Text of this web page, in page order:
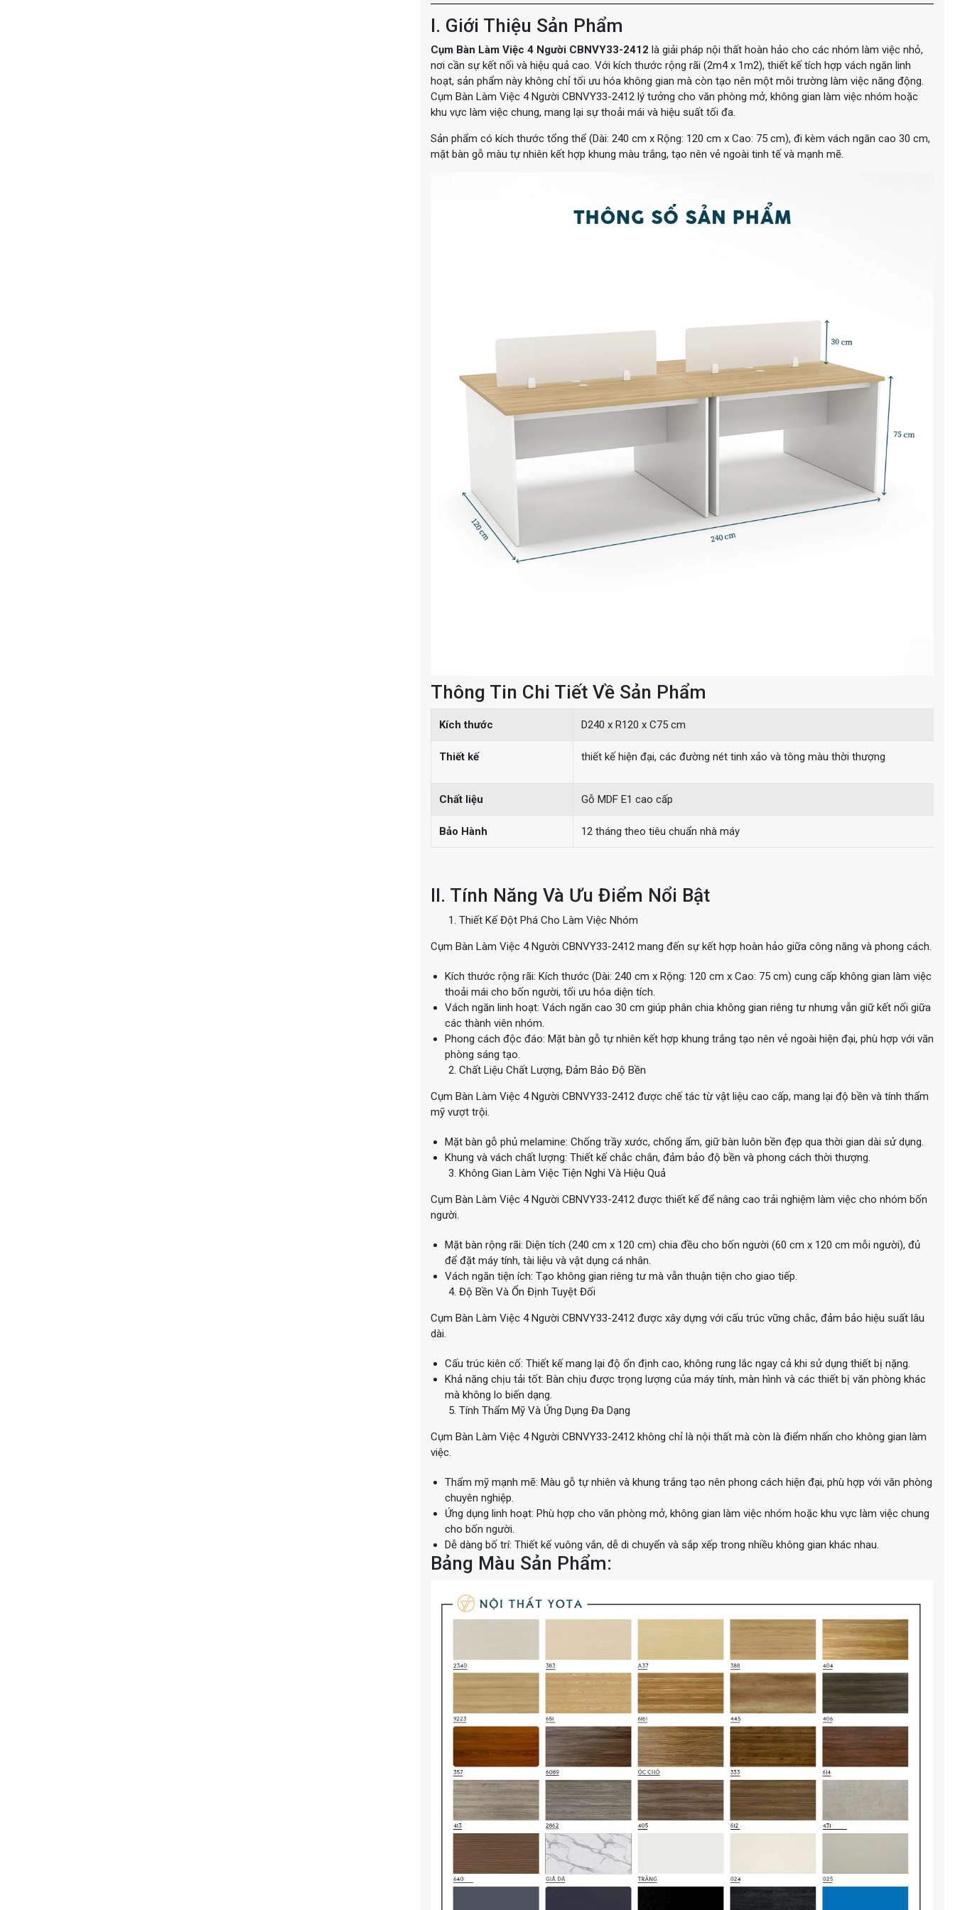
I. Giới Thiệu Sản Phẩm
Cụm Bàn Làm Việc 4 Người CBNVY33-2412 là giải pháp nội thất hoàn hảo cho các nhóm làm việc nhỏ,
nơi cần sự kết nối và hiệu quả cao. Với kích thước rộng rãi (2m4 x 1m2), thiết kế tích hợp vách ngăn linh
hoạt, sản phẩm này không chỉ tối ưu hóa không gian mà còn tạo nên một môi trường làm việc năng động.
Cụm Bàn Làm Việc 4 Người CBNVY33-2412 lý tưởng cho văn phòng mở, không gian làm việc nhóm hoặc
khu vực làm việc chung, mang lại sự thoải mái và hiệu suất tối đa.
Sản phẩm có kích thước tổng thể (Dài: 240 cm x Rộng: 120 cm x Cao: 75 cm), đi kèm vách ngăn cao 30 cm,
mặt bàn gỗ màu tự nhiên kết hợp khung màu trắng, tạo nên vẻ ngoài tinh tế và mạnh mẽ.
Thông Tin Chi Tiết Về Sản Phẩm
Kích thước D240 x R120 x C75 cm
Thiết kế thiết kế hiện đại, các đường nét tinh xảo và tông màu thời thượng
Chất liệu Gỗ MDF E1 cao cấp
Bảo Hành 12 tháng theo tiêu chuẩn nhà máy
II. Tính Năng Và Ưu Điểm Nổi Bật
Thiết Kế Đột Phá Cho Làm Việc Nhóm
Cụm Bàn Làm Việc 4 Người CBNVY33-2412 mang đến sự kết hợp hoàn hảo giữa công năng và phong cách.
Kích thước rộng rãi: Kích thước (Dài: 240 cm x Rộng: 120 cm x Cao: 75 cm) cung cấp không gian làm việc
thoải mái cho bốn người, tối ưu hóa diện tích.
Vách ngăn linh hoạt: Vách ngăn cao 30 cm giúp phân chia không gian riêng tư nhưng vẫn giữ kết nối giữa
các thành viên nhóm.
Phong cách độc đáo: Mặt bàn gỗ tự nhiên kết hợp khung trắng tạo nên vẻ ngoài hiện đại, phù hợp với văn
phòng sáng tạo.
Chất Liệu Chất Lượng, Đảm Bảo Độ Bền
Cụm Bàn Làm Việc 4 Người CBNVY33-2412 được chế tác từ vật liệu cao cấp, mang lại độ bền và tính thẩm
mỹ vượt trội.
Mặt bàn gỗ phủ melamine: Chống trầy xước, chống ẩm, giữ bàn luôn bền đẹp qua thời gian dài sử dụng.
Khung và vách chất lượng: Thiết kế chắc chắn, đảm bảo độ bền và phong cách thời thượng.
Không Gian Làm Việc Tiện Nghi Và Hiệu Quả
Cụm Bàn Làm Việc 4 Người CBNVY33-2412 được thiết kế để nâng cao trải nghiệm làm việc cho nhóm bốn
người.
Mặt bàn rộng rãi: Diện tích (240 cm x 120 cm) chia đều cho bốn người (60 cm x 120 cm mỗi người), đủ
để đặt máy tính, tài liệu và vật dụng cá nhân.
Vách ngăn tiện ích: Tạo không gian riêng tư mà vẫn thuận tiện cho giao tiếp.
Độ Bền Và Ổn Định Tuyệt Đối
Cụm Bàn Làm Việc 4 Người CBNVY33-2412 được xây dựng với cấu trúc vững chắc, đảm bảo hiệu suất lâu
dài.
Cấu trúc kiên cố: Thiết kế mang lại độ ổn định cao, không rung lắc ngay cả khi sử dụng thiết bị nặng.
Khả năng chịu tải tốt: Bàn chịu được trọng lượng của máy tính, màn hình và các thiết bị văn phòng khác
mà không lo biến dạng.
Tính Thẩm Mỹ Và Ứng Dụng Đa Dạng
Cụm Bàn Làm Việc 4 Người CBNVY33-2412 không chỉ là nội thất mà còn là điểm nhấn cho không gian làm
việc.
Thẩm mỹ mạnh mẽ: Màu gỗ tự nhiên và khung trắng tạo nên phong cách hiện đại, phù hợp với văn phòng
chuyên nghiệp.
Ứng dụng linh hoạt: Phù hợp cho văn phòng mở, không gian làm việc nhóm hoặc khu vực làm việc chung
cho bốn người.
Dễ dàng bố trí: Thiết kế vuông vắn, dễ di chuyển và sắp xếp trong nhiều không gian khác nhau.
Bảng Màu Sản Phẩm: